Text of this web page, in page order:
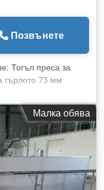
Позвънете
Тогъл преса за
гърлото 73 мм
Малка обява